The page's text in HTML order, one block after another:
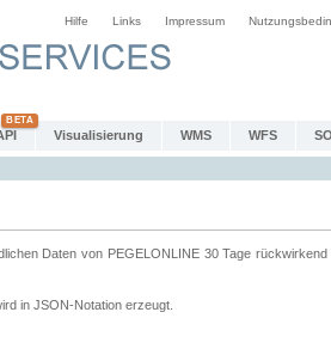
Hilfe Links Impressum
Visualisierung WMS WFS
Daten von PEGELONLINE 30 Tage
in JSON-Notation erzeugt.